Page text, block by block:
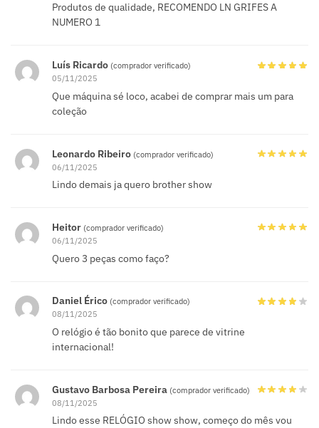
Produtos de qualidade, RECOMENDO LN GRIFES A
NUMERO 1
Luís Ricardo (comprador verificado)
05/11/2025
Que máquina sé loco, acabei de comprar mais um para
coleção
Leonardo Ribeiro (comprador verificado)
06/11/2025
Lindo demais ja quero brother show
Heitor (comprador verificado)
06/11/2025
Quero 3 peças como faço?
Daniel Érico (comprador verificado)
08/11/2025
O relógio é tão bonito que parece de vitrine
internacional!
Gustavo Barbosa Pereira (comprador verificado)
08/11/2025
Lindo esse RELÓGIO show show, começo do mês vou